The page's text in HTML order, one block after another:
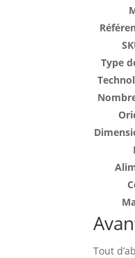
Type
Tout